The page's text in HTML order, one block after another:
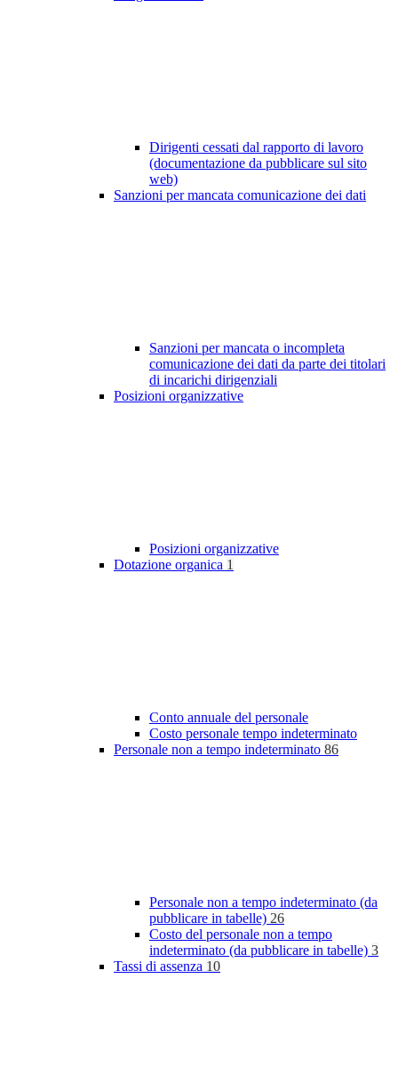
Dirigenti cessati dal rapporto di lavoro
(documentazione da pubblicare sul sito
web)
Sanzioni per mancata comunicazione dei dati
Sanzioni per mancata o incompleta
comunicazione dei dati da parte dei titolari
di incarichi dirigenziali
Posizioni organizzative
Posizioni organizzative
Dotazione organica 1
Conto annuale del personale
Costo personale tempo indeterminato
Personale non a tempo indeterminato 86
Personale non a tempo indeterminato (da
pubblicare in tabelle) 26
Costo del personale non a tempo
indeterminato (da pubblicare in tabelle) 3
Tassi di assenza 10